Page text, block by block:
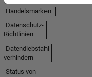
Handelsmarken
Datenschutz-
Richtlinien
Datendiebstahl
verhindern
Status von